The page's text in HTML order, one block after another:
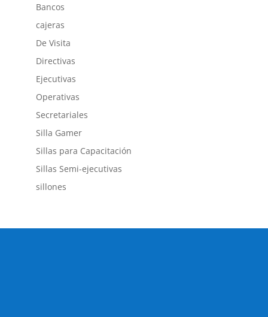
Bancos
cajeras
De Visita
Directivas
Ejecutivas
Operativas
Secretariales
Silla Gamer
Sillas para Capacitación
Sillas Semi-ejecutivas
sillones